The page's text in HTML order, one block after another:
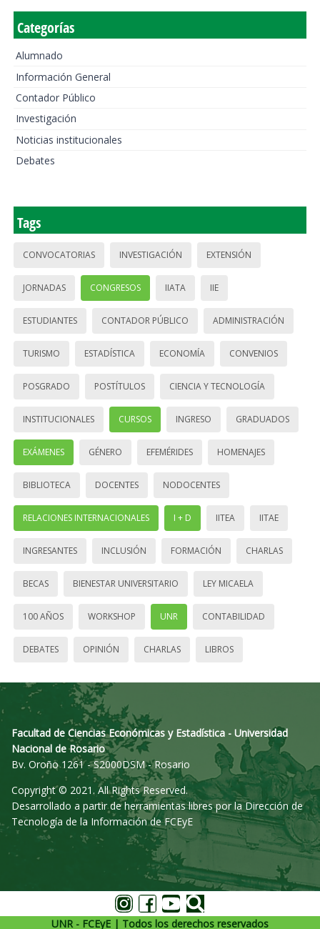
Categorías
Alumnado
Información General
Contador Público
Investigación
Noticias institucionales
Debates
Tags
CONVOCATORIAS INVESTIGACIÓN EXTENSIÓN
JORNADAS CONGRESOS IIATA IIE
ESTUDIANTES CONTADOR PÚBLICO ADMINISTRACIÓN
TURISMO ESTADÍSTICA ECONOMÍA CONVENIOS
POSGRADO POSTÍTULOS CIENCIA Y TECNOLOGÍA
INSTITUCIONALES CURSOS INGRESO GRADUADOS
EXÁMENES GÉNERO EFEMÉRIDES HOMENAJES
BIBLIOTECA DOCENTES NODOCENTES
RELACIONES INTERNACIONALES I + D IITEA IITAE
INGRESANTES INCLUSIÓN FORMACIÓN CHARLAS
BECAS BIENESTAR UNIVERSITARIO LEY MICAELA
100 AÑOS WORKSHOP UNR CONTABILIDAD
DEBATES OPINIÓN CHARLAS LIBROS
Facultad de Ciencias Económicas y Estadística - Universidad
Nacional de Rosario
Bv. Oroño 1261 - S2000DSM - Rosario
Copyright © 2021. All Rights Reserved.
Desarrollado a partir de herramientas libres por la Dirección de
Tecnología de la Información de FCEyE
UNR - FCEyE | Todos los derechos reservados